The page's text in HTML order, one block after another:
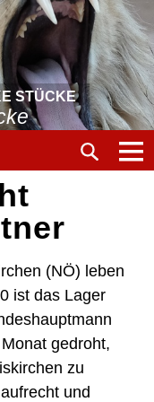
STÜCKE
(NÖ) leben
ist das Lager
gedroht,
zu
und